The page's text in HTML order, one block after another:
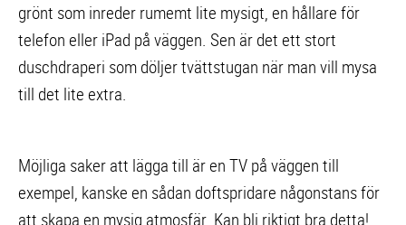
grönt som inreder rumemt lite mysigt, en hållare för
telefon eller iPad på väggen. Sen är det ett stort
duschdraperi som döljer tvättstugan när man vill mysa
till det lite extra.
Möjliga saker att lägga till är en TV på väggen till
exempel, kanske en sådan doftspridare någonstans för
att skapa en mysig atmosfär. Kan bli riktigt bra detta!